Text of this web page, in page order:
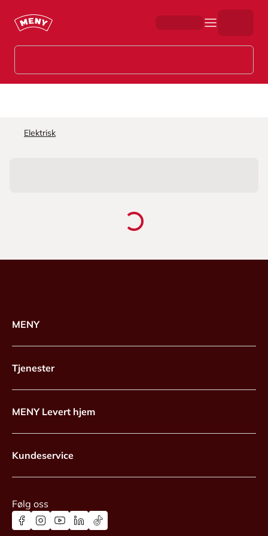
Elektrisk
MENY
Tjenester
MENY Levert hjem
Kundeservice
Følg oss